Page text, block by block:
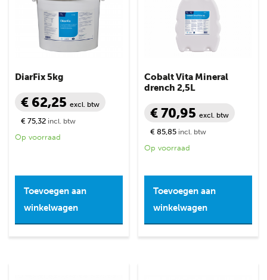
DiarFix 5kg
€ 62,25 excl. btw
€ 75,32 incl. btw
Op voorraad
Toevoegen aan
winkelwagen
Cobalt Vita Mineral
drench 2,5L
€ 70,95excl. btw
€ 85,85 incl. btw
Op voorraad
Toevoegen aan
winkelwagen